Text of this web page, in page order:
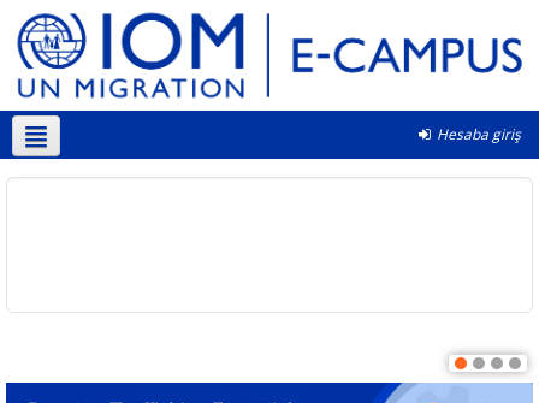
Hesaba giriş
Azərbaycanca ‎(az)‎